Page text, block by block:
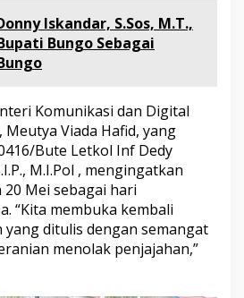
a
n
H
a
i
t
n
a
s
k
e
-
1
1
Iskandar, S.Sos, M.T.,
Bungo Sebagai
Komunikasi dan Digital
Viada Hafid, yang
Bute Letkol Inf Dedy
M.I.Pol , mengingatkan
Mei sebagai hari
“Kita membuka kembali
ditulis dengan semangat
menolak penjajahan,”